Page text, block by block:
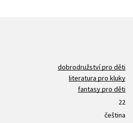
dobrodružství pro děti
literatura pro kluky
fantasy pro děti
22
čeština